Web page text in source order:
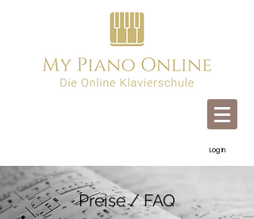
Log In
Preise / FAQ